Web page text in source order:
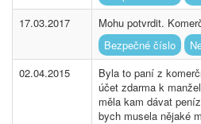
17.03.2017
Mohu potvrdit.
Bezpečné číslo
02.04.2015
Byla to paní z
účet zdarma k
měla kam dávat
bych musela nějaké